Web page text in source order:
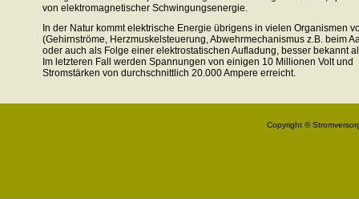
von elektromagnetischer Schwingungsenergie.
In der Natur kommt elektrische Energie übrigens in vielen Organismen
(Gehirnströme, Herzmuskelsteuerung, Abwehrmechanismus z.B. beim
oder auch als Folge einer elektrostatischen Aufladung, besser bekannt
Im letzteren Fall werden Spannungen von einigen 10 Millionen Volt und
Stromstärken von durchschnittlich 20.000 Ampere erreicht.
Copyright ©